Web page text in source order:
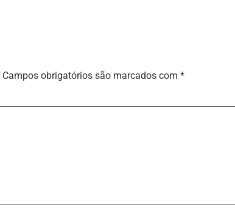
Campos obrigatórios são marcados com *